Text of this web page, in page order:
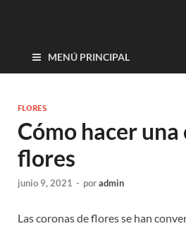
MENÚ PRINCIPAL
FLORES
Cómo hacer una
flores
junio 9, 2021 - poradmin
Las coronas de flores se han